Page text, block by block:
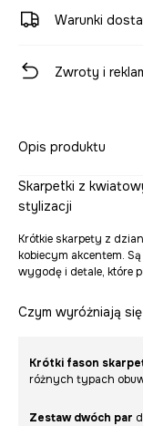
Warunki
Zwroty i
Opis produktu
Skarpetki z
stylizacji
Krótkie skarpety z
kobiecym akcentem.
wygodę i detale, które
Czym wyróżniają
Krótki fason
różnych typach
Zestaw dwóch par